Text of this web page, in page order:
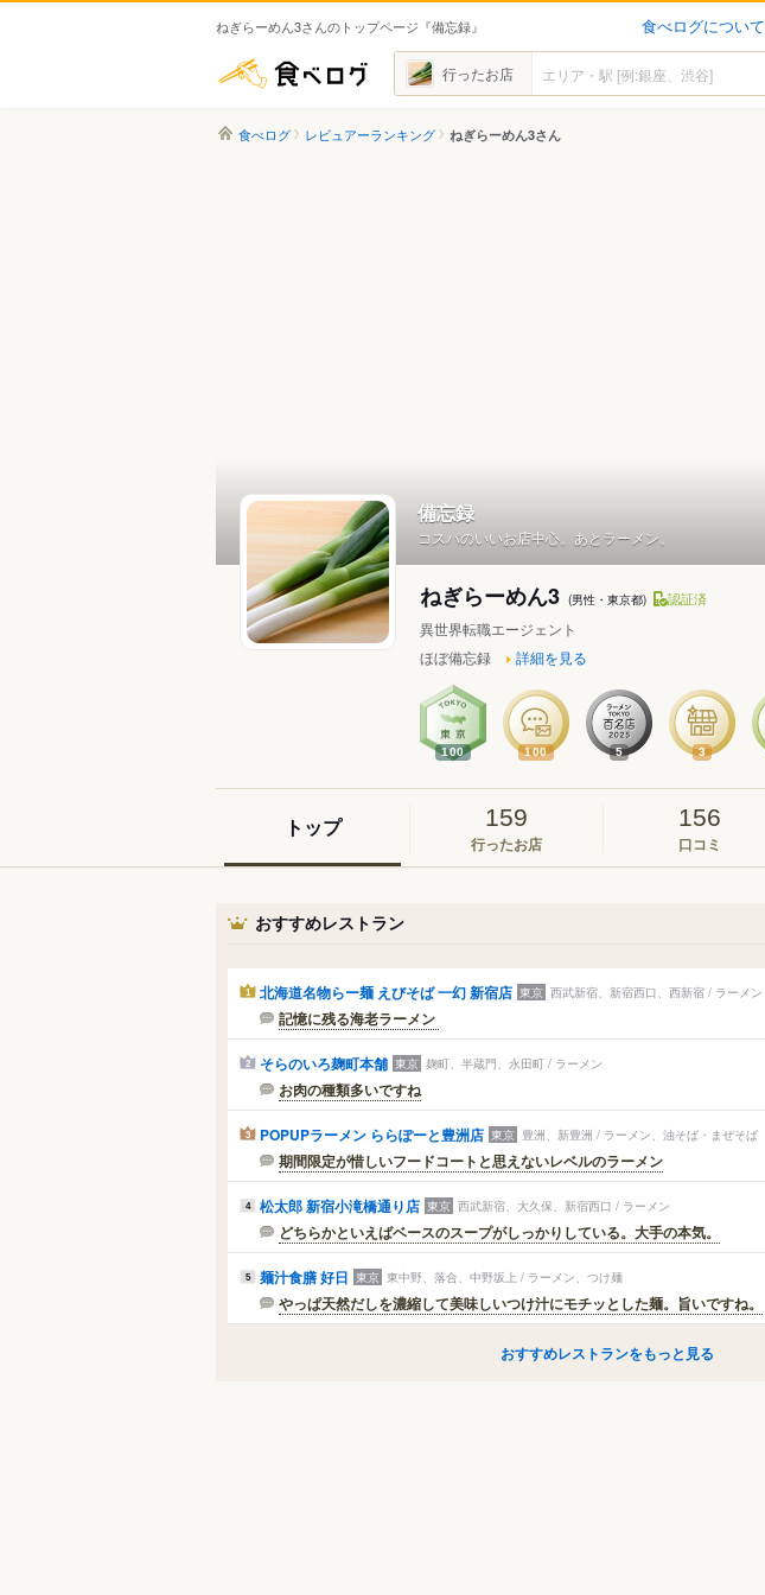
ねぎらーめん3さんのトップページ『備忘録』 食べログについて
食べログ 行ったお店
食べログ レビュアーランキング ねぎらーめん3さん
備忘録
コスパのいいお店中心。あとラーメン。
ねぎらーめん3 (男性・東京都) 認証済
異世界転職エージェント
ほぼ備忘録
詳細を見る
100 100 5 3
トップ 159
行ったお店
156
口コミ
おすすめレストラン
1 北海道名物らー麺 えびそば 一幻 新宿店 東京 西武新宿、新宿西口、西新宿 / ラーメン
記憶に残る海老ラーメン 
2 そらのいろ麹町本舗 東京 麹町、半蔵門、永田町 / ラーメン
お肉の種類多いですね
3 POPUPラーメン ららぽーと豊洲店 東京 豊洲、新豊洲 / ラーメン、油そば・まぜそば
期間限定が惜しいフードコートと思えないレベルのラーメン
4 松太郎 新宿小滝橋通り店 東京 西武新宿、大久保、新宿西口 / ラーメン
どちらかといえばベースのスープがしっかりしている。大手の本気。
5 麺汁食膳 好日 東京 東中野、落合、中野坂上 / ラーメン、つけ麺
やっぱ天然だしを濃縮して美味しいつけ汁にモチッとした麺。旨いですね。
おすすめレストランをもっと見る